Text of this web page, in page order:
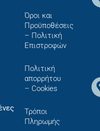
Όροι και
Προϋποθέσεις
– Πολιτική
Επιστροφών
Πολιτική
απορρήτου
– Cookies
Τρόποι
Πληρωμής